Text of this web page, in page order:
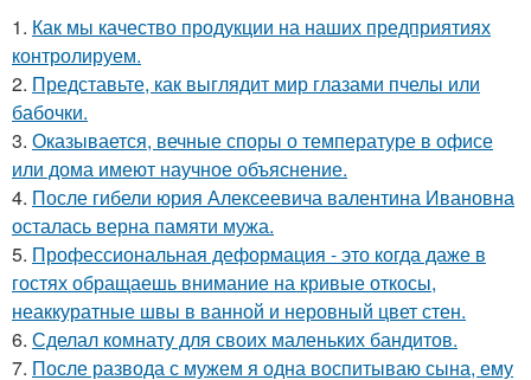
1. Как мы качество продукции на наших предприятиях
контролируем.
2. Представьте, как выглядит мир глазами пчелы или
бабочки.
3. Оказывается, вечные споры о температуре в офисе
или дома имеют научное объяснение.
4. После гибели юрия Алексеевича валентина Ивановна
осталась верна памяти мужа.
5. Профессиональная деформация - это когда даже в
гостях обращаешь внимание на кривые откосы,
неаккуратные швы в ванной и неровный цвет стен.
6. Сделал комнату для своих маленьких бандитов.
7. После развода с мужем я одна воспитываю сына, ему